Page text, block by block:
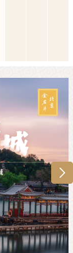
我要建议
图说互动
人文北京
视频北京
日本語